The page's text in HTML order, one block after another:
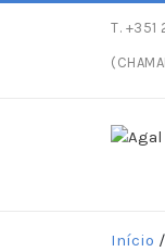
T. +351
Início /